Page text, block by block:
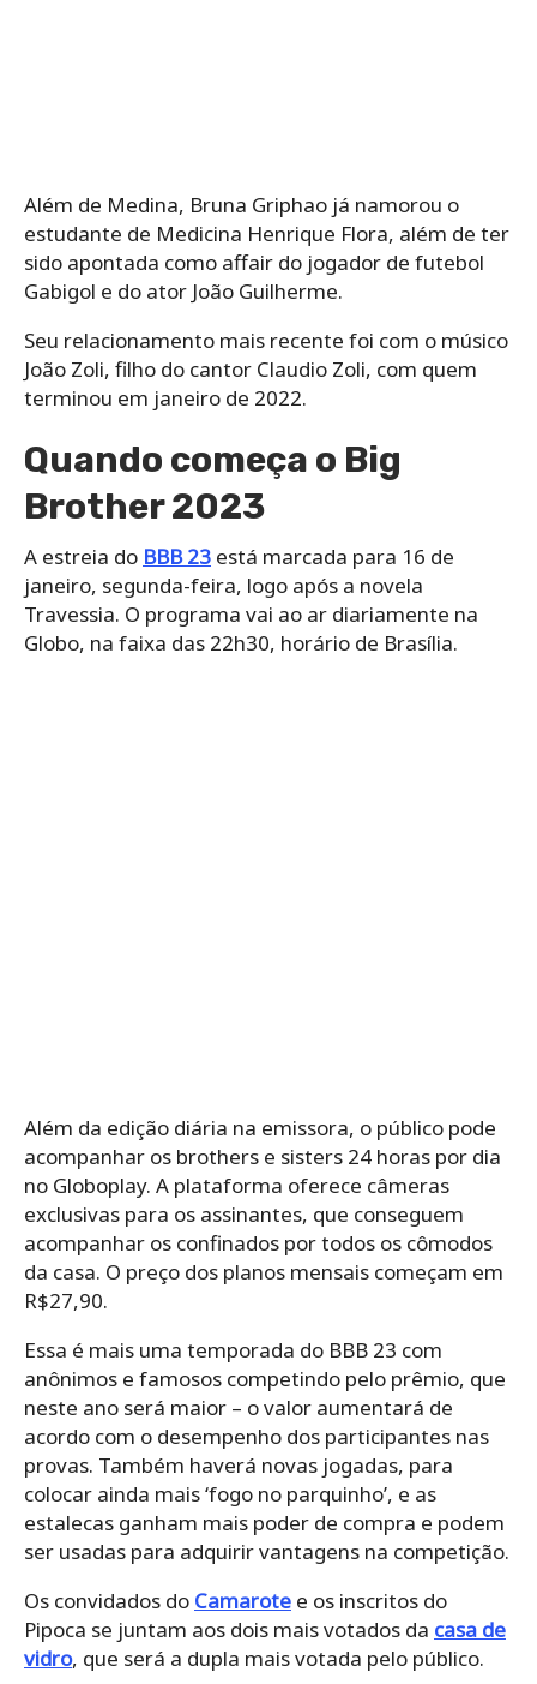
Além de Medina, Bruna Griphao já namorou o
estudante de Medicina Henrique Flora, além de ter
sido apontada como affair do jogador de futebol
Gabigol e do ator João Guilherme.
Seu relacionamento mais recente foi com o músico
João Zoli, filho do cantor Claudio Zoli, com quem
terminou em janeiro de 2022.
Quando começa o Big
Brother 2023
A estreia do BBB 23 está marcada para 16 de
janeiro, segunda-feira, logo após a novela
Travessia. O programa vai ao ar diariamente na
Globo, na faixa das 22h30, horário de Brasília.
Além da edição diária na emissora, o público pode
acompanhar os brothers e sisters 24 horas por dia
no Globoplay. A plataforma oferece câmeras
exclusivas para os assinantes, que conseguem
acompanhar os confinados por todos os cômodos
da casa. O preço dos planos mensais começam em
R$27,90.
Essa é mais uma temporada do BBB 23 com
anônimos e famosos competindo pelo prêmio, que
neste ano será maior – o valor aumentará de
acordo com o desempenho dos participantes nas
provas. Também haverá novas jogadas, para
colocar ainda mais ‘fogo no parquinho’, e as
estalecas ganham mais poder de compra e podem
ser usadas para adquirir vantagens na competição.
Os convidados do Camarote e os inscritos do
Pipoca se juntam aos dois mais votados da casa de
vidro, que será a dupla mais votada pelo público.